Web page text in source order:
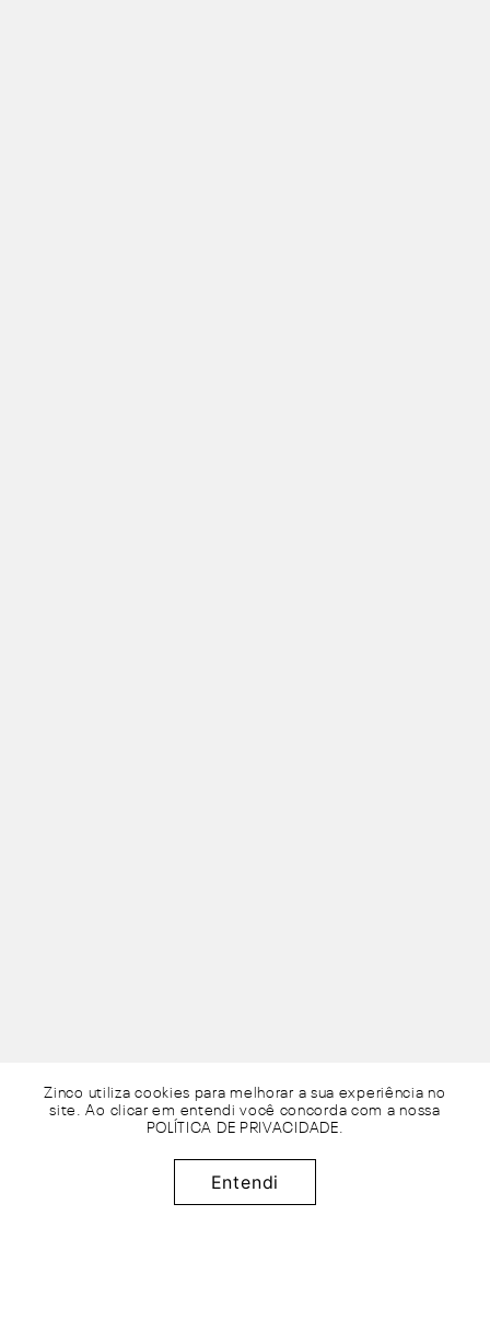
Zinco utiliza cookies para melhorar a sua experiência no
site. Ao clicar em entendi você concorda com a nossa
POLÍTICA DE PRIVACIDADE.
Entendi